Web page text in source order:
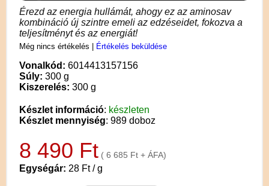
Érezd az energia hullámát, ahogy ez az aminosav
kombináció új szintre emeli az edzéseidet, fokozva a
teljesítményt és az energiát!
Még nincs értékelés Értékelés beküldése
Vonalkód: 6014413157156
Súly: 300 g
Kiszerelés: 300 g
Készlet információ: készleten
Készlet mennyiség: 989 doboz
8 490 Ft ( 6 685 Ft + ÁFA)
Egységár: 28 Ft / g